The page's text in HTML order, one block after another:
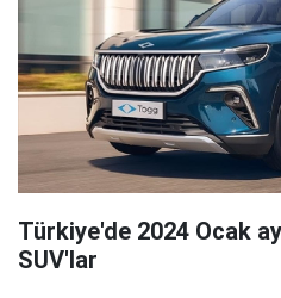
Türkiye'de 2024 Ocak
SUV'lar